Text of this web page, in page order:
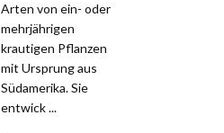
Arten von ein- oder
mehrjährigen
krautigen Pflanzen
mit Ursprung aus
Südamerika. Sie
entwick ...